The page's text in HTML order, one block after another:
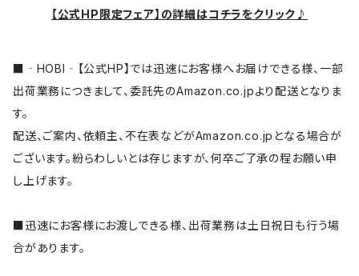
【公式HP限定フェア】の詳細はコチラをクリック♪
■‐HOBI‐【公式HP】では迅速にお客様へお届けできる様、一部
出荷業務につきまして、委託先のAmazon.co.jpより配送となりま
す。
配送、ご案内、依頼主、不在表などがAmazon.co.jpとなる場合が
ございます。紛らわしいとは存じますが、何卒ご了承の程お願い申
し上げます。
■迅速にお客様にお渡しできる様、出荷業務は土日祝日も行う場
合があります。